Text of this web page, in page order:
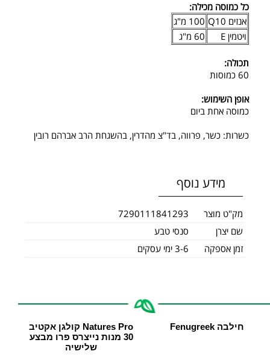
כל כמוסה מכילה:
אנזים Q10
100 מ"ג
ויטמין E
60 מ"ג
תכולה:
60 כמוסות
אופן השימוש:
כמוסה אחת ביום
כשרות: כשר, פרווה, בד"צ מהדרין, בהשגחת הרב אברהם רובין
מידע נוסף
מק"ט מוצר
7290111841293
שם יצרן
סנסי טבע
זמן אספקה
3-6 ימי עסקים
חילבה Fenugreek
Natures Pro קולגן אקטיב
30 מנות נייצרס פרו מבצע
שלישיה